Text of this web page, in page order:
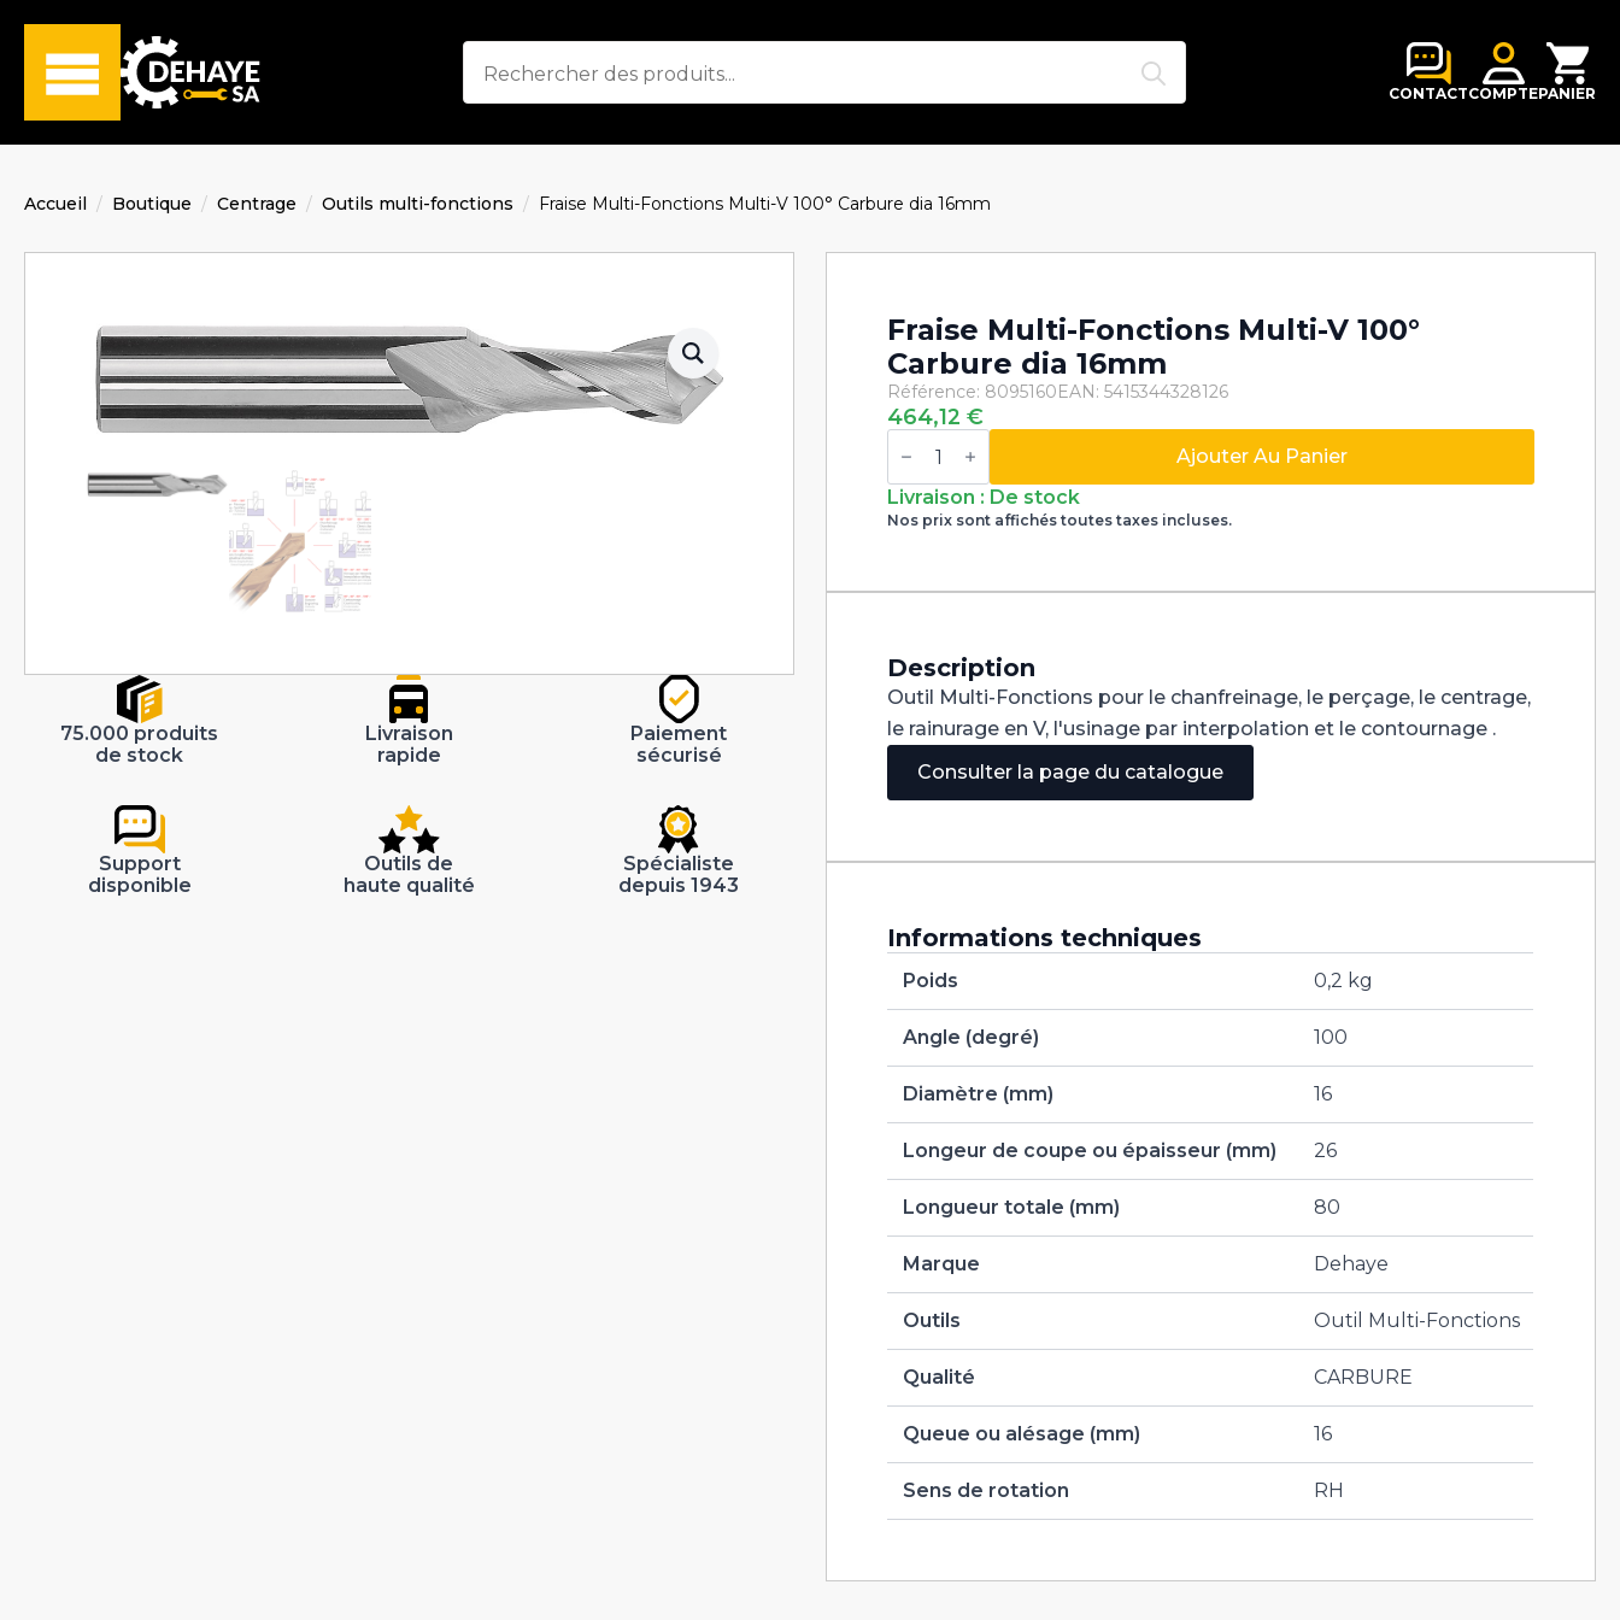
CONTACTCOMPTEPANIER
Accueil Boutique Centrage Outils multi-fonctions Fraise Multi-Fonctions Multi-V 100° Carbure dia 16mm
75.000 produits
de stock
Livraison
rapide
Paiement
sécurisé
Support
disponible
Outils de
haute qualité
Spécialiste
depuis 1943
Fraise Multi-Fonctions Multi-V 100°
Carbure dia 16mm
Référence: 8095160EAN: 5415344328126
464,12€
quantité
de
Multi-
Fonctions
Multi-
Carbure
Ajouter Au Panier
Livraison : De stock
Nos prix sont affichés toutes taxes incluses.
Description
Outil Multi-Fonctions pour le chanfreinage, le perçage, le centrage,
le rainurage en V, l'usinage par interpolation et le contournage .
Consulter la page du catalogue
Informations techniques
Poids 0,2 kg
Angle (degré) 100
Diamètre (mm) 16
Longeur de coupe ou épaisseur (mm) 26
Longueur totale (mm) 80
Marque Dehaye
Outils Outil Multi-Fonctions
Qualité CARBURE
Queue ou alésage (mm) 16
Sens de rotation RH